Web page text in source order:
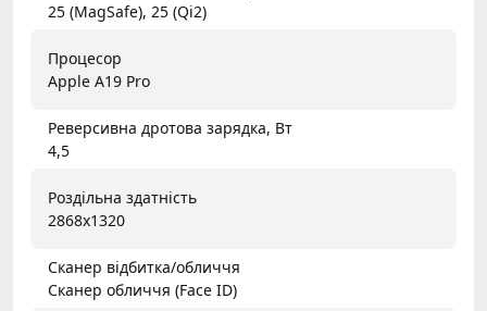
25 (MagSafe), 25 (Qi2)
Процесор
Apple A19 Pro
Реверсивна дротова зарядка, Вт
4,5
Роздільна здатність
2868x1320
Сканер відбитка/обличчя
Сканер обличчя (Face ID)